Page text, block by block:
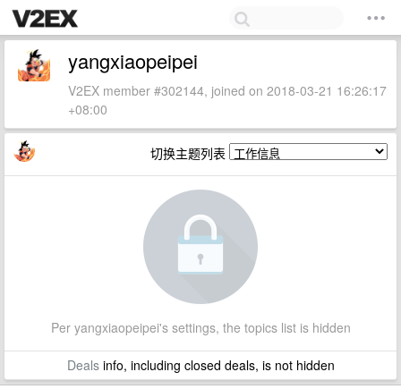
yangxiaopeipei
V2EX member #302144, joined on 2018-03-21 16:26:17
+08:00
切换主题列表
Per yangxiaopeipei's settings, the topics list is hidden
Dealsinfo, including closed deals, is not hidden